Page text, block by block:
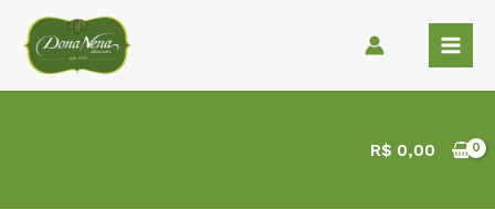
para
conteúdo
R$ 0,00